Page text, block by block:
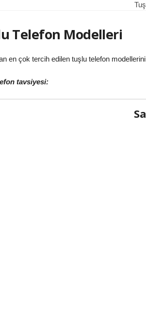
Telefon Modelleri
en çok tercih edilen tuşlu telefon
tavsiyesi: